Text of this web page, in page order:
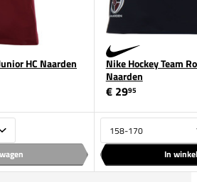
HC Naarden
Nike Hockey Team
Naarden
€ 2995
In